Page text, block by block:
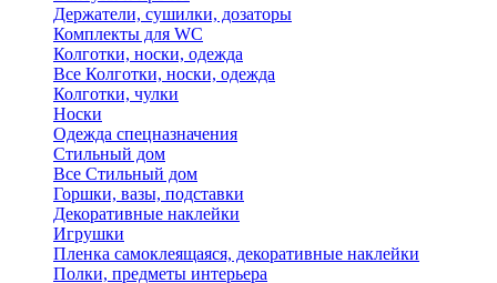
Держатели, сушилки, дозаторы
Комплекты для WC
Колготки, носки, одежда
Все Колготки, носки, одежда
Колготки, чулки
Носки
Одежда спецназначения
Стильный дом
Все Стильный дом
Горшки, вазы, подставки
Декоративные наклейки
Игрушки
Пленка самоклеящаяся, декоративные наклейки
Полки, предметы интерьера